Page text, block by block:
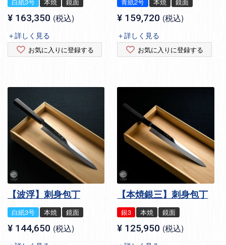
¥ 163,350 税込
＋詳しく見る
お気に入りに登録する
¥ 159,720 税込
＋詳しく見る
お気に入りに登録する
【波浮】刺身包丁
白紙3号 本焼 鏡面
¥ 144,650 税込
【本焼銀三】刺身包丁
銀3 本焼 鏡面
¥ 125,950 税込